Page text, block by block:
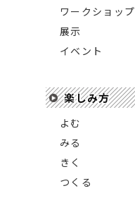
ワークショップ
展示
イベント
楽しみ方
よむ
みる
きく
つくる